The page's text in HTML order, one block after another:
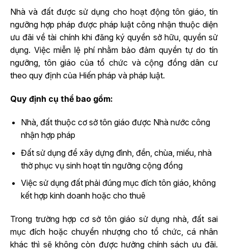
Nhà và đất được sử dụng cho hoạt động tôn giáo, tín
ngưỡng hợp pháp được pháp luật công nhận thuộc diện
ưu đãi về tài chính khi đăng ký quyền sở hữu, quyền sử
dụng. Việc miễn lệ phí nhằm bảo đảm quyền tự do tín
ngưỡng, tôn giáo của tổ chức và cộng đồng dân cư
theo quy định của Hiến pháp và pháp luật.
Quy định cụ thể bao gồm:
Nhà, đất thuộc cơ sở tôn giáo được Nhà nước công
nhận hợp pháp
Đất sử dụng để xây dựng đình, đền, chùa, miếu, nhà
thờ phục vụ sinh hoạt tín ngưỡng cộng đồng
Việc sử dụng đất phải đúng mục đích tôn giáo, không
kết hợp kinh doanh hoặc cho thuê
Trong trường hợp cơ sở tôn giáo sử dụng nhà, đất sai
mục đích hoặc chuyển nhượng cho tổ chức, cá nhân
khác thì sẽ không còn được hưởng chính sách ưu đãi.